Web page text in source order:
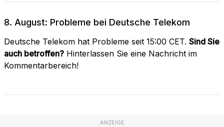
8. August: Probleme bei Deutsche Telekom
Deutsche Telekom hat Probleme seit 15:00 CET. Sind Sie
auch betroffen? Hinterlassen Sie eine Nachricht im
Kommentarbereich!
ANZEIGE